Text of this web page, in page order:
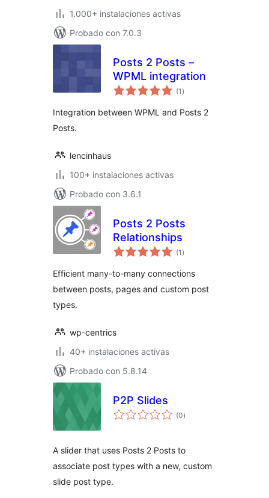
1.000+ instalaciones activas
Probado con 7.0.3
Posts 2 Posts –
WPML integration
(1 total
de
)
Integration between WPML and Posts 2
Posts.
lencinhaus
100+ instalaciones activas
Probado con 3.6.1
Posts 2 Posts
Relationships
(1 total
de
)
Efficient many-to-many connections
between posts, pages and custom post
types.
wp-centrics
40+ instalaciones activas
Probado con 5.8.14
P2P Slides
(0total
de
)
A slider that uses Posts 2 Posts to
associate post types with a new, custom
slide post type.